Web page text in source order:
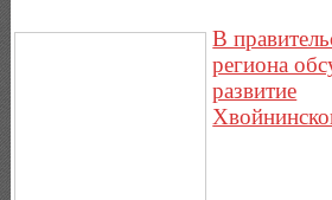
В
региона
развитие